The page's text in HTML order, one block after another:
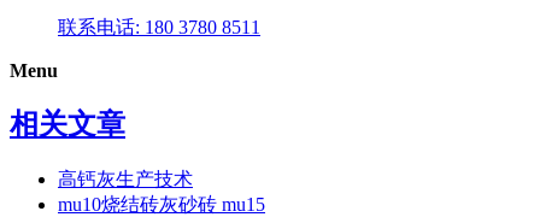
联系电话: 180 3780 8511
Menu
相关文章
高钙灰生产技术
mu10烧结砖灰砂砖 mu15